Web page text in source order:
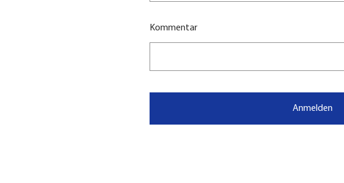
Kommentar
Anmelden